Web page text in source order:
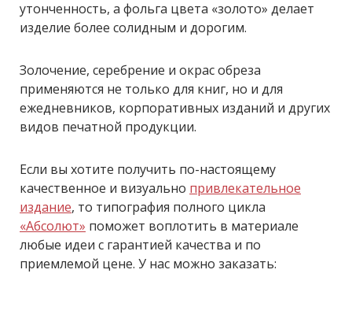
утонченность, а фольга цвета «золото» делает
изделие более солидным и дорогим.
Золочение, серебрение и окрас обреза
применяются не только для книг, но и для
ежедневников, корпоративных изданий и других
видов печатной продукции.
Если вы хотите получить по-настоящему
качественное и визуально привлекательное
издание, то типография полного цикла
«Абсолют» поможет воплотить в материале
любые идеи с гарантией качества и по
приемлемой цене. У нас можно заказать: